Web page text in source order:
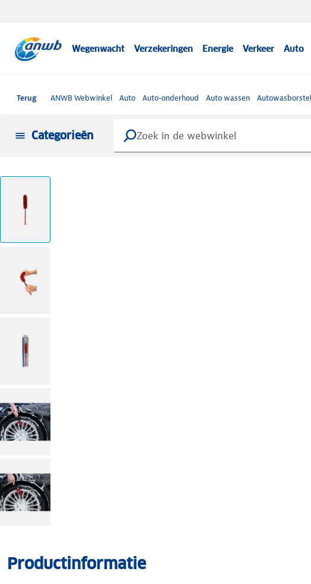
Wegenwacht Verzekeringen Energie Verkeer Auto
Terug ANWB Webwinkel Auto Auto-onderhoud Auto wassen
Categorieën
Productinformatie